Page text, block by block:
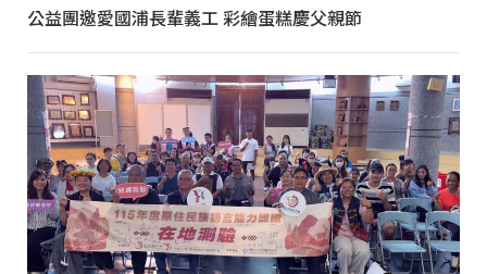
公益團邀愛國浦長輩義工 彩繪蛋糕慶父親節